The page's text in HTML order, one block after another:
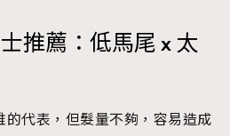
推薦：低馬尾 x 太
代表，但髮量不夠，容易造成